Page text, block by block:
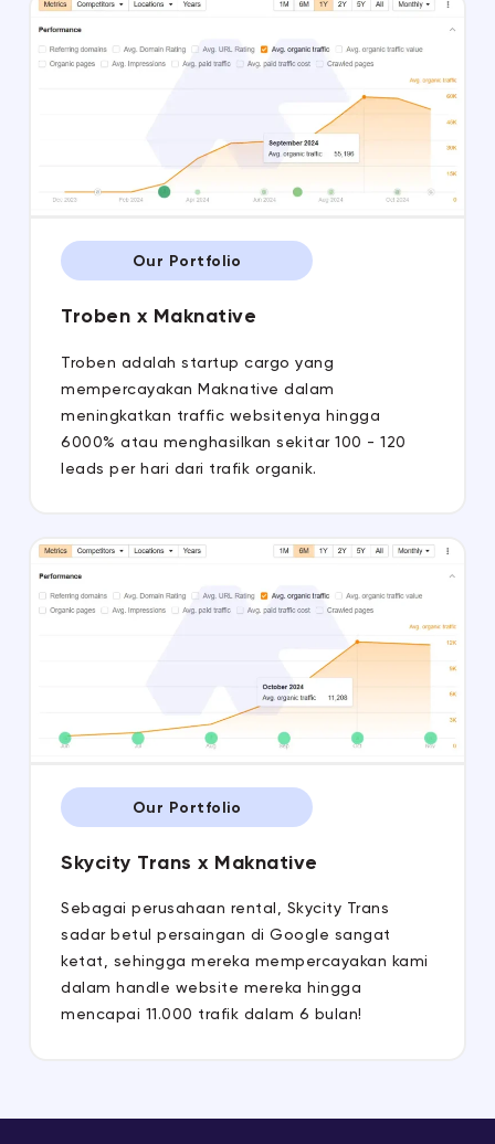
Our Portfolio
Troben x Maknative
Troben adalah startup cargo yang
mempercayakan Maknative dalam
meningkatkan traffic websitenya hingga
6000% atau menghasilkan sekitar 100 - 120
leads per hari dari trafik organik.
Our Portfolio
Skycity Trans x Maknative
Sebagai perusahaan rental, Skycity Trans
sadar betul persaingan di Google sangat
ketat, sehingga mereka mempercayakan kami
dalam handle website mereka hingga
mencapai 11.000 trafik dalam 6 bulan!